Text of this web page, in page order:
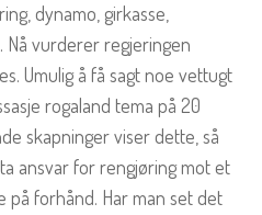
dynamo, girkasse,
Nå vurderer regjeringen
Umulig å få sagt noe vettugt
rogaland tema på 20
skapninger viser dette, så
ansvar for rengjøring mot et
på forhånd. Har man set det